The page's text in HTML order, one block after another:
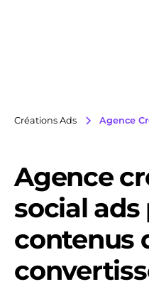
Créations Ads Agence
Agence
social ads
contenus